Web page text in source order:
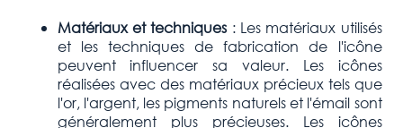
Matériaux et techniques : Les matériaux utilisés
et les techniques de fabrication de l'icône
peuvent influencer sa valeur. Les icônes
réalisées avec des matériaux précieux tels que
l'or, l'argent, les pigments naturels et l'émail sont
généralement plus précieuses. Les icônes